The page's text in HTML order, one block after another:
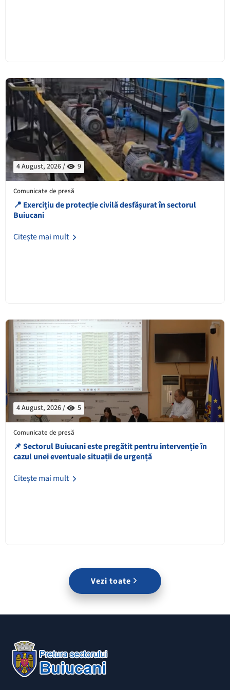
4 August, 2026 / 9
Comunicate de presă
📍 Exercițiu de protecție civilă desfășurat în sectorul
Buiucani
Citește mai mult
4 August, 2026 / 5
Comunicate de presă
📌 Sectorul Buiucani este pregătit pentru intervenție în
cazul unei eventuale situații de urgență
Citește mai mult
Vezi toate